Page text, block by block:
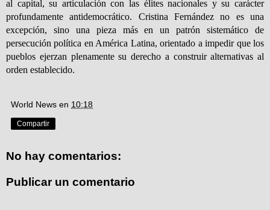
al capital, su articulación con las élites nacionales y su carácter
profundamente antidemocrático. Cristina Fernández no es una
excepción, sino una pieza más en un patrón sistemático de
persecución política en América Latina, orientado a impedir que los
pueblos ejerzan plenamente su derecho a construir alternativas al
orden establecido.
World News en 10:18
Compartir
No hay comentarios:
Publicar un comentario